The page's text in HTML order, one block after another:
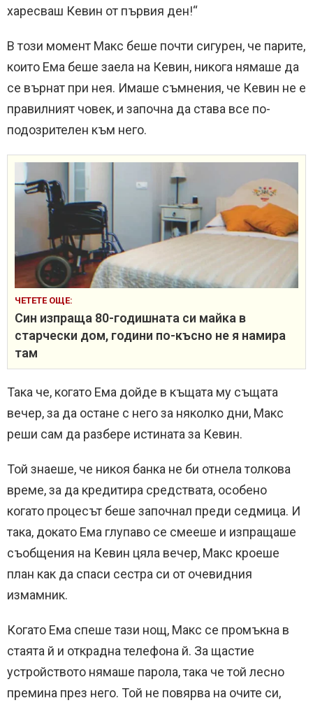
харесваш Кевин от първия ден!“
В този момент Макс беше почти сигурен, че парите,
които Ема беше заела на Кевин, никога нямаше да
се върнат при нея. Имаше съмнения, че Кевин не е
правилният човек, и започна да става все по-
подозрителен към него.
ЧЕТЕТЕ ОЩЕ:
Син изпраща 80-годишната си майка в
старчески дом, години по-късно не я намира
там
Така че, когато Ема дойде в къщата му същата
вечер, за да остане с него за няколко дни, Макс
реши сам да разбере истината за Кевин.
Той знаеше, че никоя банка не би отнела толкова
време, за да кредитира средствата, особено
когато процесът беше започнал преди седмица. И
така, докато Ема глупаво се смееше и изпращаше
съобщения на Кевин цяла вечер, Макс кроеше
план как да спаси сестра си от очевидния
измамник.
Когато Ема спеше тази нощ, Макс се промъкна в
стаята й и открадна телефона й. За щастие
устройството нямаше парола, така че той лесно
премина през него. Той не повярва на очите си,